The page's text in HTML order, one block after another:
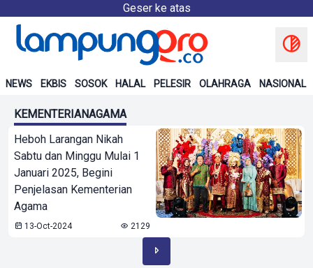
Geser ke atas
NEWS EKBIS SOSOK HALAL PELESIR OLAHRAGA NASIONAL
KEMENTERIANAGAMA
Heboh Larangan Nikah
Sabtu dan Minggu Mulai 1
Januari 2025, Begini
Penjelasan Kementerian
Agama
13-Oct-2024 2129